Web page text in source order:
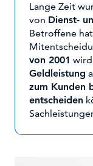
Lange Zeit
von Dienst-
Betroffene
von 2001
Geldleistung
zum Kunden
entscheiden